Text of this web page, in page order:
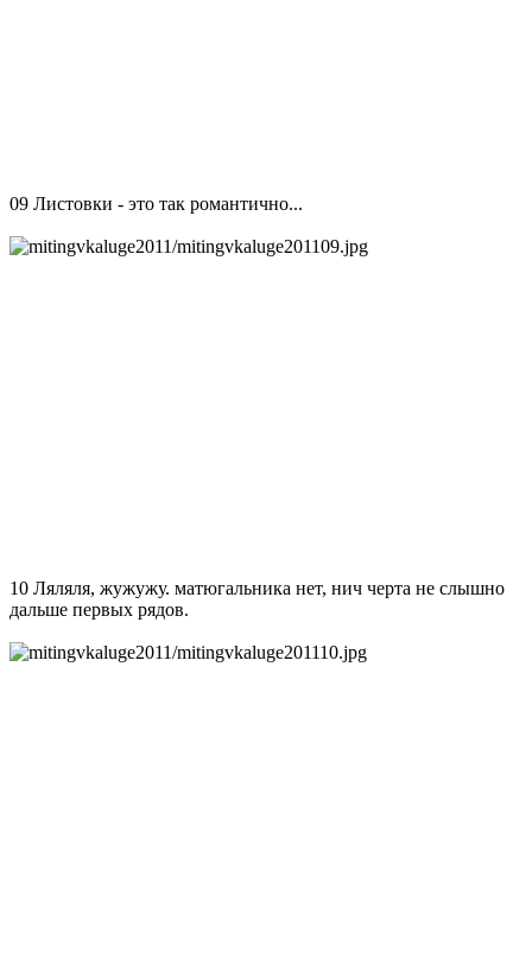
09 Листовки - это так романтично...
10 Ляляля, жужужу. матюгальника нет, нич черта не слышно
дальше первых рядов.